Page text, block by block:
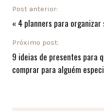
Post anterior:
« 4 planners para organizar
Próximo post:
9 ideias de presentes para
comprar para alguém